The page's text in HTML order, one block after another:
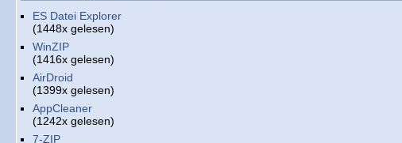
ES Datei Explorer
(1448x gelesen)
WinZIP
(1416x gelesen)
AirDroid
(1399x gelesen)
AppCleaner
(1242x gelesen)
7-ZIP